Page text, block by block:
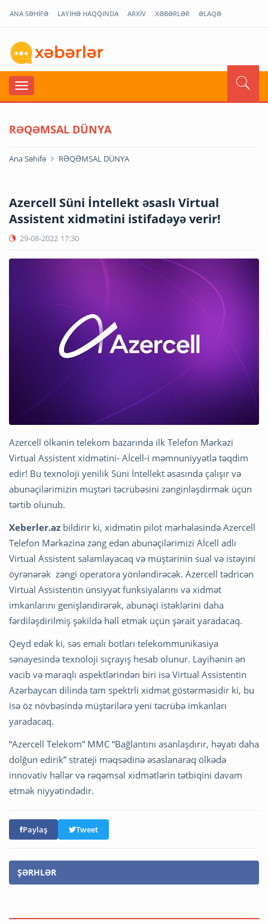
ANA SƏHİFƏ LAYİHƏ HAQQINDA ARXİV XƏBƏRLƏR ƏLAQƏ
RƏQƏMSAL DÜNYA
Ana Səhifə RƏQƏMSAL DÜNYA
Azercell Süni İntellekt əsaslı Virtual
Assistent xidmətini istifadəyə verir!
29-08-2022 17:30
Azercell ölkənin telekom bazarında ilk Telefon Mərkəzi
Virtual Assistent xidmətini- Aİcell-i məmnuniyyətlə təqdim
edir! Bu texnoloji yenilik Süni İntellekt əsasında çalışır və
abunəçilərimizin müştəri təcrübəsini zənginləşdirmək üçün
tərtib olunub.
Xeberler.az bildirir ki, xidmətin pilot mərhələsində Azercell
Telefon Mərkəzinə zəng edən abunəçilərimizi Aİcell adlı
Virtual Assistent salamlayacaq və müştərinin sual və istəyini
öyrənərək zəngi operatora yönləndirəcək. Azercell tədricən
Virtual Assistentin ünsiyyət funksiyalarını və xidmət
imkanlarını genişləndirərək, abunəçi istəklərini daha
fərdiləşdirilmiş şəkildə həll etmək üçün şərait yaradacaq.
Qeyd edək ki, səs emalı botları telekommunikasiya
sənayesində texnoloji sıçrayış hesab olunur. Layihənin ən
vacib və maraqlı aspektlərindən biri isə Virtual Assistentin
Azərbaycan dilində tam spektrli xidmət göstərməsidir ki, bu
isə öz növbəsində müştərilərə yeni təcrübə imkanları
yaradacaq.
“Azercell Telekom” MMC “Bağlantını asanlaşdırır, həyatı daha
dolğun edirik” strateji məqsədinə əsaslanaraq ölkədə
innovativ həllər və rəqəmsal xidmətlərin tətbiqini davam
etmək niyyətindədir.
Paylaş Tweet
ŞƏRHLƏR